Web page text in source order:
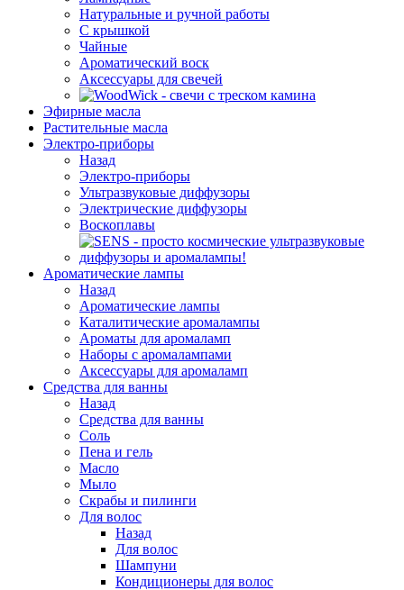
Натуральные и ручной работы
С крышкой
Чайные
Ароматический воск
Аксессуары для свечей
Эфирные масла
Растительные масла
Электро-приборы
Назад
Электро-приборы
Ультразвуковые диффузоры
Электрические диффузоры
Воскоплавы
Ароматические лампы
Назад
Ароматические лампы
Каталитические аромалампы
Ароматы для аромаламп
Наборы с аромалампами
Аксессуары для аромаламп
Средства для ванны
Назад
Средства для ванны
Соль
Пена и гель
Масло
Мыло
Скрабы и пилинги
Для волос
Назад
Для волос
Шампуни
Кондиционеры для волос